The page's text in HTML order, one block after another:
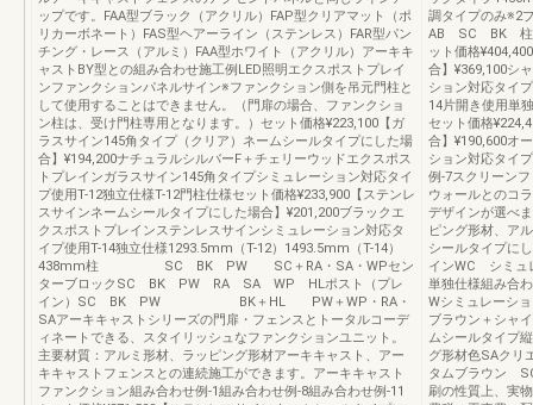
ップです。FAA型ブラック（アクリル）FAP型クリアマット（ポ
リカーボネート）FAS型ヘアーライン（ステンレス）FAR型パン
チング・レース（アルミ）FAA型ホワイト（アクリル）アーキキ
ャストBY型との組み合わせ施工例LED照明エクスポストプレイ
ンファンクションパネルサイン※ファンクション側を吊元門柱と
して使用することはできません。（門扉の場合、ファンクショ
ン柱は、受け門柱専用となります。）セット価格¥223,100【ガ
ラスサイン145角タイプ（クリア）ネームシールタイプにした場
合】¥194,200ナチュラルシルバーF＋チェリーウッドエクスポス
トプレインガラスサイン145角タイプシミュレーション対応タイ
プ使用T-12独立仕様T-12門柱仕様セット価格¥233,900【ステンレ
スサインネームシールタイプにした場合】¥201,200ブラックエ
クスポストプレインステンレスサインシミュレーション対応タ
イプ使用T-14独立仕様1293.5mm（T-12）1493.5mm（T-14）
438mm柱 SC BK PW SC＋RA・SA・WPセン
ターブロックSC BK PW RA SA WP HLポスト（プレ
イン）SC BK PW BK＋HL PW＋WP・RA・
SAアーキキャストシリーズの門扉・フェンスとトータルコーデ
ィネートできる、スタイリッシュなファンクションユニット。
主要材質：アルミ形材、ラッピング形材アーキキャスト、アー
キキャストフェンスとの連続施工ができます。アーキキャスト
ファンクション組み合わせ例-1組み合わせ例-8組み合わせ例-11
調タイプのみ※2
AB SC BK 柱
ット価格
合】¥369,100シ
ション対応タイ
14片開き使用単
セット価格
合】¥190,600オ
ション対応タイ
例-7スクリーン
ウォールとのコ
デザインが選べ
ピング形材、ア
シールタイプに
インWC シミュ
単独仕様組み合
Wシミュレーシ
ブラウン＋シャ
ムシールタイプ
グ形材色SAクリ
タムブラウン
刷の性質上、実